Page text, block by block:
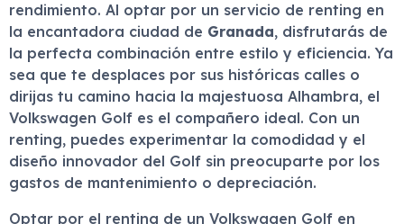
rendimiento. Al optar por un servicio de renting en
la encantadora ciudad de Granada, disfrutarás de
la perfecta combinación entre estilo y eficiencia. Ya
sea que te desplaces por sus históricas calles o
dirijas tu camino hacia la majestuosa Alhambra, el
Volkswagen Golf es el compañero ideal. Con un
renting, puedes experimentar la comodidad y el
diseño innovador del Golf sin preocuparte por los
gastos de mantenimiento o depreciación.
Optar por el renting de un Volkswagen Golf en